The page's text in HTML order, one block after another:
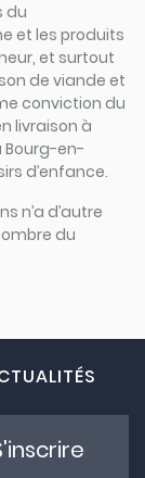
du
et les produits
et surtout
de viande et
conviction du
livraison à
Bourg-en-
d’enfance.
n’a d’autre
du